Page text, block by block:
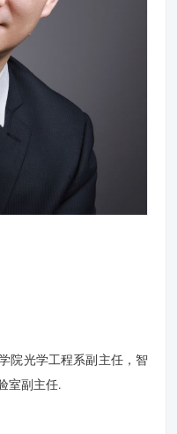
院光学工程系副主任，智
室副主任.